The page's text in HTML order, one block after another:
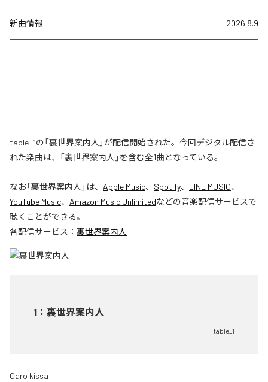
新曲情報 2026.8.9
table_1の「裏世界案内人」が配信開始された。今回デジタル配信さ
れた楽曲は、「裏世界案内人」を含む全1曲となっている。
なお「裏世界案内人 」は、 Apple Music、 Spotify、 LINE MUSIC、
YouTube Music、 Amazon Music Unlimitedなどの音楽配信サービスで
聴くことができる。
各配信サービス： 裏世界案内人
1 ： 裏世界案内人
table_1
Caro kissa